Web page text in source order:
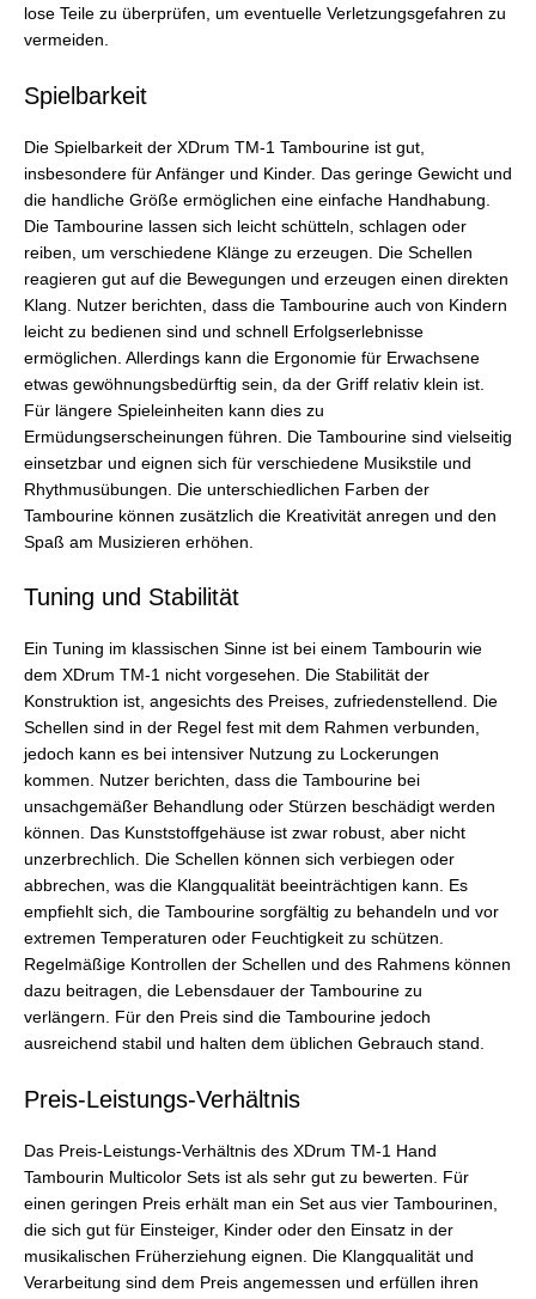
lose Teile zu überprüfen, um eventuelle Verletzungsgefahren zu
vermeiden.
Spielbarkeit
Die Spielbarkeit der XDrum TM-1 Tambourine ist gut,
insbesondere für Anfänger und Kinder. Das geringe Gewicht und
die handliche Größe ermöglichen eine einfache Handhabung.
Die Tambourine lassen sich leicht schütteln, schlagen oder
reiben, um verschiedene Klänge zu erzeugen. Die Schellen
reagieren gut auf die Bewegungen und erzeugen einen direkten
Klang. Nutzer berichten, dass die Tambourine auch von Kindern
leicht zu bedienen sind und schnell Erfolgserlebnisse
ermöglichen. Allerdings kann die Ergonomie für Erwachsene
etwas gewöhnungsbedürftig sein, da der Griff relativ klein ist.
Für längere Spieleinheiten kann dies zu
Ermüdungserscheinungen führen. Die Tambourine sind vielseitig
einsetzbar und eignen sich für verschiedene Musikstile und
Rhythmusübungen. Die unterschiedlichen Farben der
Tambourine können zusätzlich die Kreativität anregen und den
Spaß am Musizieren erhöhen.
Tuning und Stabilität
Ein Tuning im klassischen Sinne ist bei einem Tambourin wie
dem XDrum TM-1 nicht vorgesehen. Die Stabilität der
Konstruktion ist, angesichts des Preises, zufriedenstellend. Die
Schellen sind in der Regel fest mit dem Rahmen verbunden,
jedoch kann es bei intensiver Nutzung zu Lockerungen
kommen. Nutzer berichten, dass die Tambourine bei
unsachgemäßer Behandlung oder Stürzen beschädigt werden
können. Das Kunststoffgehäuse ist zwar robust, aber nicht
unzerbrechlich. Die Schellen können sich verbiegen oder
abbrechen, was die Klangqualität beeinträchtigen kann. Es
empfiehlt sich, die Tambourine sorgfältig zu behandeln und vor
extremen Temperaturen oder Feuchtigkeit zu schützen.
Regelmäßige Kontrollen der Schellen und des Rahmens können
dazu beitragen, die Lebensdauer der Tambourine zu
verlängern. Für den Preis sind die Tambourine jedoch
ausreichend stabil und halten dem üblichen Gebrauch stand.
Preis-Leistungs-Verhältnis
Das Preis-Leistungs-Verhältnis des XDrum TM-1 Hand
Tambourin Multicolor Sets ist als sehr gut zu bewerten. Für
einen geringen Preis erhält man ein Set aus vier Tambourinen,
die sich gut für Einsteiger, Kinder oder den Einsatz in der
musikalischen Früherziehung eignen. Die Klangqualität und
Verarbeitung sind dem Preis angemessen und erfüllen ihren